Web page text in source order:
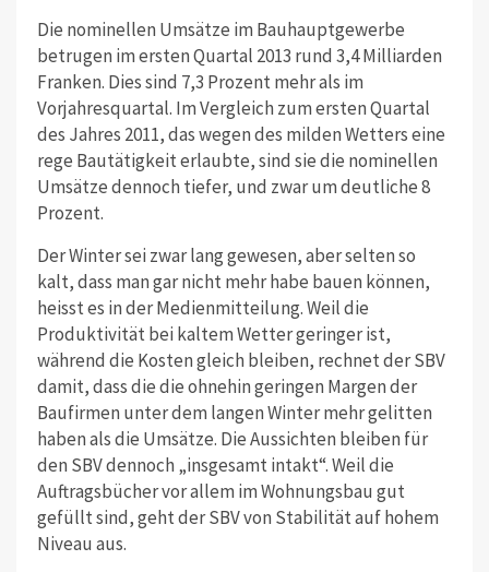
Die nominellen Umsätze im Bauhauptgewerbe
betrugen im ersten Quartal 2013 rund 3,4 Milliarden
Franken. Dies sind 7,3 Prozent mehr als im
Vorjahresquartal. Im Vergleich zum ersten Quartal
des Jahres 2011, das wegen des milden Wetters eine
rege Bautätigkeit erlaubte, sind sie die nominellen
Umsätze dennoch tiefer, und zwar um deutliche 8
Prozent.
Der Winter sei zwar lang gewesen, aber selten so
kalt, dass man gar nicht mehr habe bauen können,
heisst es in der Medienmitteilung. Weil die
Produktivität bei kaltem Wetter geringer ist,
während die Kosten gleich bleiben, rechnet der SBV
damit, dass die die ohnehin geringen Margen der
Baufirmen unter dem langen Winter mehr gelitten
haben als die Umsätze. Die Aussichten bleiben für
den SBV dennoch „insgesamt intakt“. Weil die
Auftragsbücher vor allem im Wohnungsbau gut
gefüllt sind, geht der SBV von Stabilität auf hohem
Niveau aus.